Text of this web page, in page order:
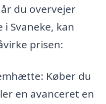
du overvejer
Svaneke, kan
prisen:
Køber du
en avanceret en